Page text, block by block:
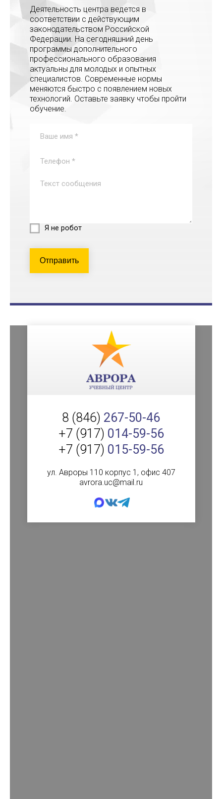
Деятельность центра ведется в
соответствии с действующим
законодательством Российской
Федерации. На сегодняшний день
программы дополнительного
профессионального образования
актуальны для молодых и опытных
специалистов. Современные нормы
меняются быстро с появлением новых
технологий. Оставьте заявку чтобы пройти
обучение.
Я не робот
Отправить
8 (846) 267-50-46
+7 (917) 014-59-56
+7 (917) 015-59-56
ул. Авроры 110 корпус 1, офис 407
avrora.uc@mail.ru